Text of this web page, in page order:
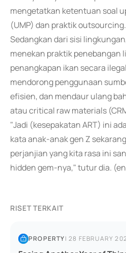
mengetatkan ketentuan soal
(UMP) dan praktik outsourcing.
Sedangkan dari sisi
menekan praktik penebangan
penangkapan ikan secara
mendorong penggunaan
efisien, dan mendaur ulang
atau critical raw materials
"Jadi (kesepakatan ART) ini
kata anak-anak gen Z
perjanjian yang kita rasa ini
hidden gem-nya," tutur dia.
RISET TERKAIT
PROPERTY|28 FEBRUARY